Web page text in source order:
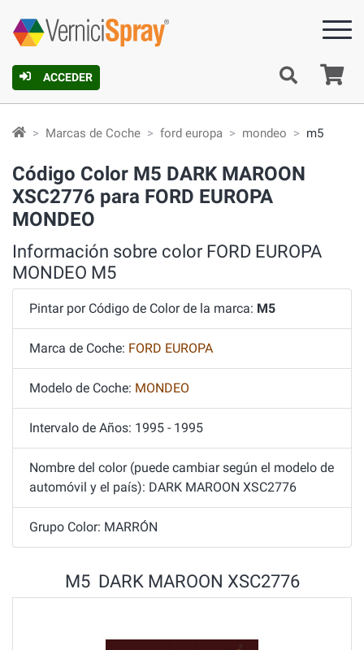
ACCEDER
Marcas de Coche ford europa mondeo m5
Código Color M5 DARK MAROON
XSC2776 para FORD EUROPA
MONDEO
Información sobre color FORD EUROPA
MONDEO M5
Pintar por Código de Color de la marca: M5
Marca de Coche: FORD EUROPA
Modelo de Coche: MONDEO
Intervalo de Años: 1995 - 1995
Nombre del color (puede cambiar según el modelo de
automóvil y el país): DARK MAROON XSC2776
Grupo Color: MARRÓN
M5 DARK MAROON XSC2776